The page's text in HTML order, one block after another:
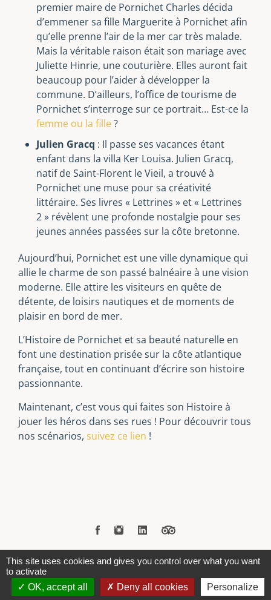
premier maire de Pornichet Charles décida
d’emmener sa fille Marguerite à Pornichet afin
qu’elle prenne l’air de la mer car très malade.
Mais la véritable raison était son mariage avec
Juliette Hinrie, une couturière. Elles auront fait
beaucoup pour l’aider à développer la
commune. D’ailleurs, l’office de tourisme de
Pornichet s’interroge sur ce portrait… Est-ce la
femme ou la fille?
Julien Gracq : Il passe ses vacances étant
enfant dans la villa Ker Louisa. Julien Gracq,
natif de Saint-Florent le Vieil, a trouvé à
Pornichet une muse pour sa créativité
littéraire. Ses livres « Lettrines » et « Lettrines
2 » révèlent une profonde nostalgie pour ses
jeunes années passées sur la côte bretonne.
Aujourd’hui, Pornichet est une ville dynamique qui
allie le charme de son passé balnéaire à une vision
moderne. Elle attire les visiteurs en quête de
détente, de loisirs nautiques et de moments de
plaisir en bord de mer.
L’Histoire de Pornichet et sa beauté naturelle en
font une destination prisée sur la côte atlantique
française, tout en continuant d’écrire son histoire
passionnante.
Maintenant, c’est vous qui faites son Histoire à
jouer les héros dans ses rues ! Pour découvrir tous
nos scénarios, suivez ce lien !
Copyrights © 2021 Les Secrets - Tous droits réservés -
Mentions légales et CGV-Politique de confidentialité
This site uses cookies and gives you control over what you want
to activate
OK, accept all
Deny all cookies
Personalize